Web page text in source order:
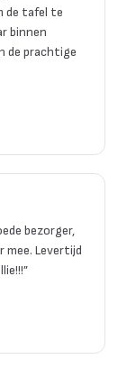
de tafel te
binnen
de prachtige
bezorger,
mee. Levertijd
”